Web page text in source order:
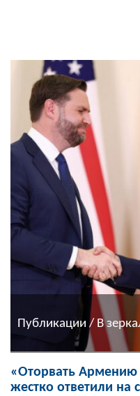
Публикации / В
«Оторвать Армению
жестко ответили